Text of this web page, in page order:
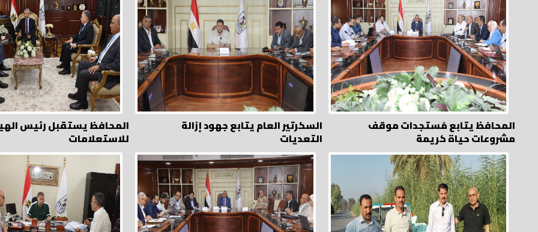
المحافظ يتابع مُستجدات موقف
مشروعات حياة كريمة
السكرتير العام يتابع جهود إزالة
التعديات
المحافظ يستقبل رئيس
للاستعلامات